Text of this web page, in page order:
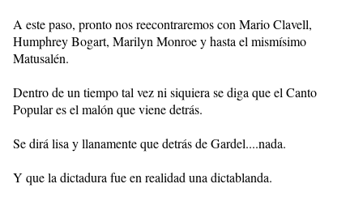
A este paso, pronto nos reecontraremos con Mario Clavell,
Humphrey Bogart, Marilyn Monroe y hasta el mismísimo
Matusalén.
Dentro de un tiempo tal vez ni siquiera se diga que el Canto
Popular es el malón que viene detrás.
Se dirá lisa y llanamente que detrás de Gardel....nada.
Y que la dictadura fue en realidad una dictablanda.